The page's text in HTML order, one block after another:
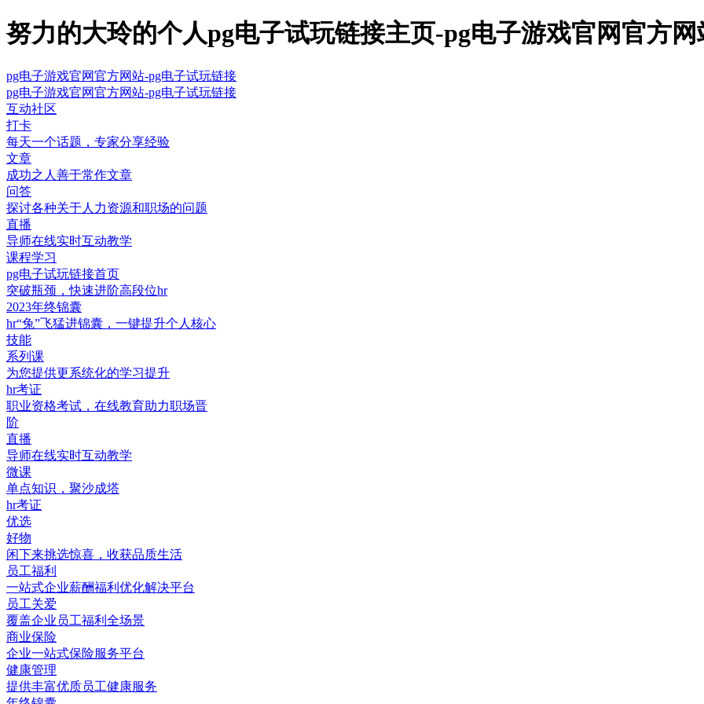
努力的大玲的个人pg电子试玩链接主页-pg电子游戏官网官方网
pg电子游戏官网官方网站-pg电子试玩链接
pg电子游戏官网官方网站-pg电子试玩链接
互动社区
打卡
每天一个话题，专家分享经验
文章
成功之人善于常作文章
问答
探讨各种关于人力资源和职场的问题
直播
导师在线实时互动教学
课程学习
pg电子试玩链接首页
突破瓶颈，快速进阶高段位hr
2023年终锦囊
hr“兔”飞猛进锦囊，一键提升个人核心
技能
系列课
为您提供更系统化的学习提升
hr考证
职业资格考试，在线教育助力职场晋
阶
直播
导师在线实时互动教学
微课
单点知识，聚沙成塔
hr考证
优选
好物
闲下来挑选惊喜，收获品质生活
员工福利
一站式企业薪酬福利优化解决平台
员工关爱
覆盖企业员工福利全场景
商业保险
企业一站式保险服务平台
健康管理
提供丰富优质员工健康服务